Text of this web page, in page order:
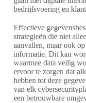
bedrijfsvoering en
Effectieve
strategieën die niet
aanvallen, maar ook
informatie. Dit kan
waarmee data veilig
ervoor te zorgen dat
hebben tot deze
van elk
een betrouwbare